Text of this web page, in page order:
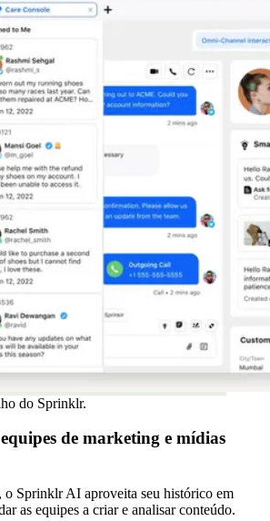
do Sprinklr.
de marketing e mídias
Sprinklr AI aproveita seu histórico em
as equipes a criar e analisar conteúdo.